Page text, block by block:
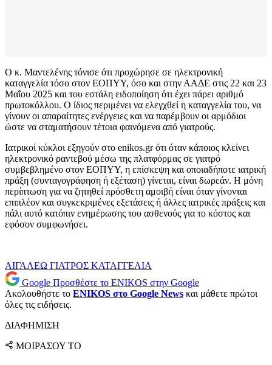
Ο κ. Μαντελένης τόνισε ότι προχώρησε σε ηλεκτρονική
καταγγελία τόσο στον ΕΟΠΥΥ, όσο και στην ΑΑΔΕ στις 22 και 23
Μαΐου 2025 και του εστάλη ειδοποίηση ότι έχει πάρει αριθμό
πρωτοκόλλου. Ο ίδιος περιμένει να ελεγχθεί η καταγγελία του, να
γίνουν οι απαραίτητες ενέργειες και να παρέμβουν οι αρμόδιοι
ώστε να σταματήσουν τέτοια φαινόμενα από γιατρούς.
Ιατρικοί κύκλοι εξηγούν στο enikos.gr ότι όταν κάποιος κλείνει
ηλεκτρονικό ραντεβού μέσω της πλατφόρμας σε γιατρό
συμβεβλημένο στον ΕΟΠΥΥ, η επίσκεψη και οποιαδήποτε ιατρική
πράξη (συνταγογράφηση ή εξέταση) γίνεται, είναι δωρεάν. Η μόνη
περίπτωση για να ζητηθεί πρόσθετη αμοιβή είναι όταν γίνονται
επιπλέον και συγκεκριμένες εξετάσεις ή άλλες ιατρικές πράξεις και
πάλι αυτό κατόπιν ενημέρωσης του ασθενούς για το κόστος και
εφόσον συμφωνήσει.
ΑΙΓΑΛΕΩ ΓΙΑΤΡΟΣ ΚΑΤΑΓΓΕΛΙΑ
Google Προσθέστε το ENIKOS στην Google
Ακολουθήστε το ENIKOS στο Google News και μάθετε πρώτοι
όλες τις ειδήσεις.
ΔΙΑΦΗΜΙΣΗ
ΜΟΙΡΑΣΟΥ ΤΟ